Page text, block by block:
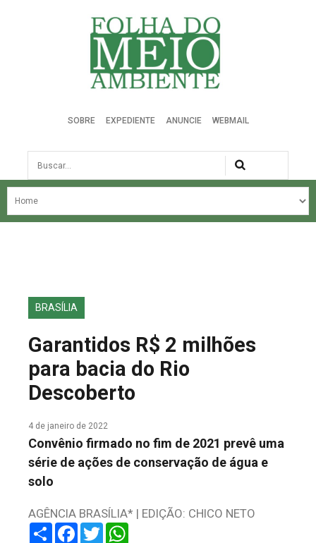
Folha do Meio Ambiente
SOBRE EXPEDIENTE ANUNCIE WEBMAIL
Busca
NOSSA HISTÓRIA
EDIÇÕES ANTERIORES
FALE CONOSCO
BRASÍLIA
Garantidos R$ 2 milhões
para bacia do Rio
Descoberto
4 de janeiro de 2022
Convênio firmado no fim de 2021 prevê uma
série de ações de conservação de água e
solo
AGÊNCIA BRASÍLIA* | EDIÇÃO: CHICO NETO
ShareFacebook
Twitter